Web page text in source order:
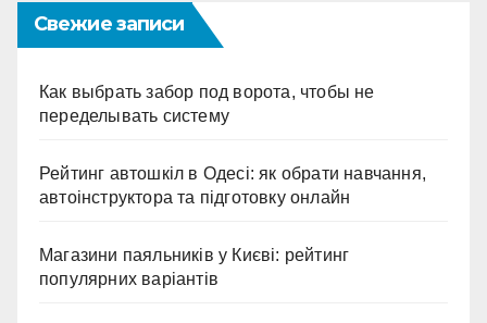
Свежие записи
Как выбрать забор под ворота, чтобы не
переделывать систему
Рейтинг автошкіл в Одесі: як обрати навчання,
автоінструктора та підготовку онлайн
Магазини паяльників у Києві: рейтинг
популярних варіантів